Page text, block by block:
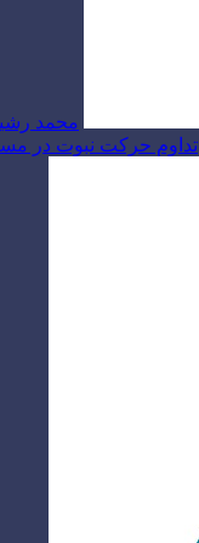
محمد
تداوم حرکت نبوت در